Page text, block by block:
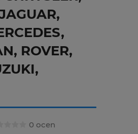
ROVER,
0 ocen